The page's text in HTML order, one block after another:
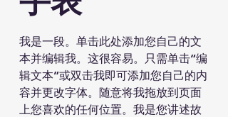
我是一段。单击此处添加您自己的文
本并编辑我。这很容易。只需单击“编
辑文本”或双击我即可添加您自己的内
容并更改字体。随意将我拖放到页面
上您喜欢的任何位置。我是您讲述故